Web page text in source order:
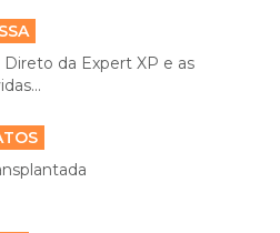
Direto da Expert XP e as